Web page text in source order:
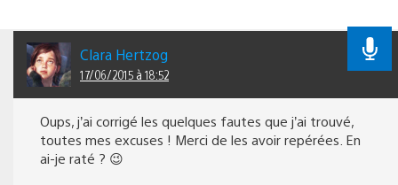
Clara Hertzog
17/06/2015 à 18:52
Oups, j’ai corrigé les quelques fautes que j’ai trouvé,
toutes mes excuses ! Merci de les avoir repérées. En
ai-je raté ? 😉